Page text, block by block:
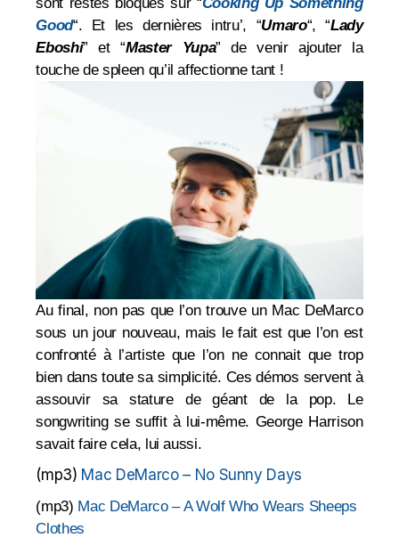
Good“. Et les dernières intru’, “Umaro“, “Lady
Eboshi” et “Master Yupa” de venir ajouter la
touche de spleen qu’il affectionne tant !
Au final, non pas que l’on trouve un Mac DeMarco
sous un jour nouveau, mais le fait est que l’on est
confronté à l’artiste que l’on ne connait que trop
bien dans toute sa simplicité. Ces démos servent à
assouvir sa stature de géant de la pop. Le
songwriting se suffit à lui-même. George Harrison
savait faire cela, lui aussi.
(mp3) Mac DeMarco – No Sunny Days
(mp3) Mac DeMarco – A Wolf Who Wears Sheeps
Clothes